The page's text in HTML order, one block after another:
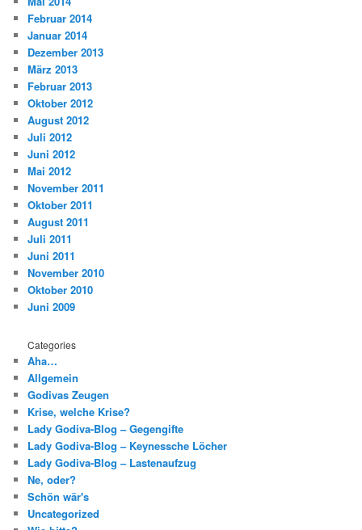
Februar 2014
Januar 2014
Dezember 2013
März 2013
Februar 2013
Oktober 2012
August 2012
Juli 2012
Juni 2012
Mai 2012
November 2011
Oktober 2011
August 2011
Juli 2011
Juni 2011
November 2010
Oktober 2010
Juni 2009
Categories
Aha…
Allgemein
Godivas Zeugen
Krise, welche Krise?
Lady Godiva-Blog – Gegengifte
Lady Godiva-Blog – Keynessche Löcher
Lady Godiva-Blog – Lastenaufzug
Ne, oder?
Schön wär's
Uncategorized